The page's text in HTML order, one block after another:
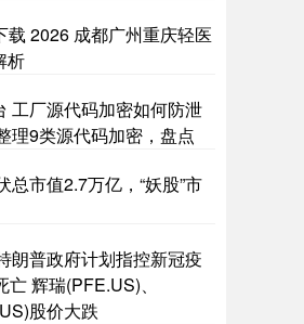
载 2026 成都广州重庆轻医
析
工厂源代码加密如何防泄
理9类源代码加密，盘点
总市值2.7万亿，“妖股”市
朗普政府计划指控新冠疫
辉瑞(PFE.US)、
股价大跌